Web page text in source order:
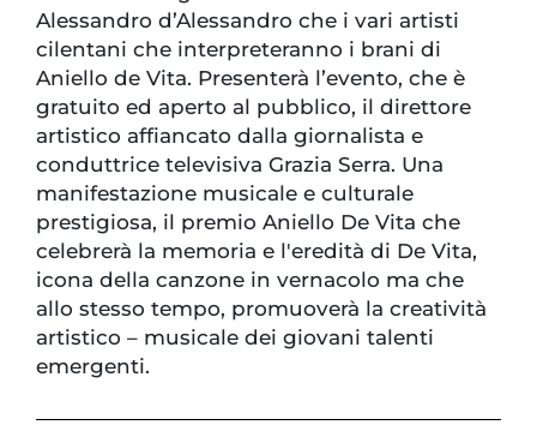
Alessandro d’Alessandro che i vari artisti
cilentani che interpreteranno i brani di
Aniello de Vita. Presenterà l’evento, che è
gratuito ed aperto al pubblico, il direttore
artistico affiancato dalla giornalista e
conduttrice televisiva Grazia Serra. Una
manifestazione musicale e culturale
prestigiosa, il premio Aniello De Vita che
celebrerà la memoria e l'eredità di De Vita,
icona della canzone in vernacolo ma che
allo stesso tempo, promuoverà la creatività
artistico – musicale dei giovani talenti
emergenti.